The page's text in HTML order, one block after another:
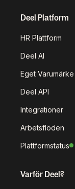
Deel Platform
HR Plattform
Deel AI
Eget Varumärke
Deel API
Integrationer
Arbetsflöden
Plattformstatus
Varför Deel?